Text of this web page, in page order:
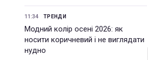
11:34 ТРЕНДИ
Модний колір осені 2026: як
носити коричневий і не виглядати
нудно